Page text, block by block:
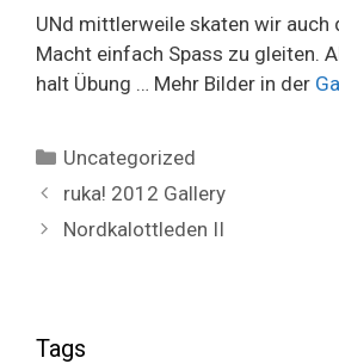
UNd mittlerweile skaten wir auch
Macht einfach Spass zu gleiten.
halt Übung … Mehr Bilder in der
Categories
Uncategorized
ruka! 2012 Gallery
Nordkalottleden II
Tags